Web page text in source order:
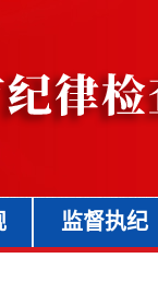
监督执纪